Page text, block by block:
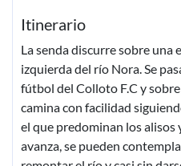
Itinerario
La senda discurre sobre una
izquierda del río Nora. Se
fútbol del Colloto F.C y
camina con facilidad
el que predominan los alisos
avanza, se pueden